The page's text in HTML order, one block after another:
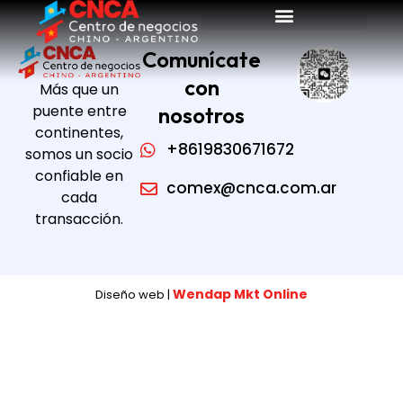
Más que un
puente entre
continentes,
somos un socio
confiable en
cada
transacción.
Comunícate
con
nosotros
+8619830671672
comex@cnca.com.ar
Diseño web | Wendap Mkt Online